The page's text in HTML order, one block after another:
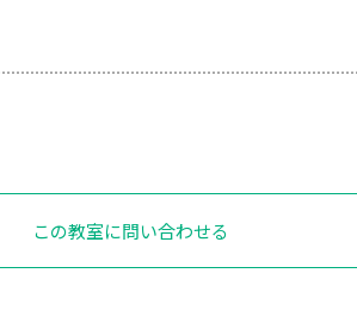
この教室に問い合わせる